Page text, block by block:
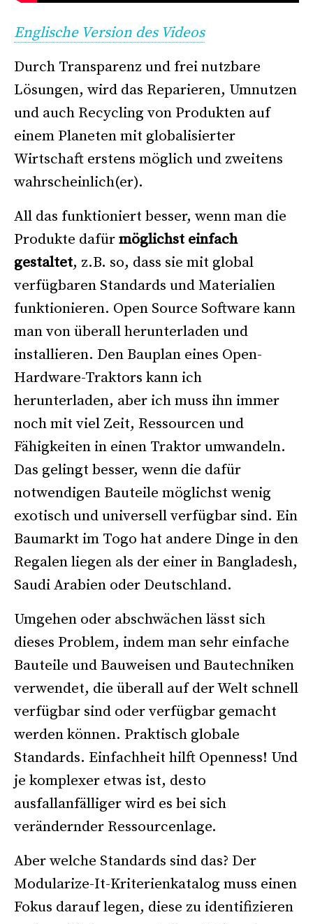
Englische Version des Videos
Durch Transparenz und frei nutzbare
Lösungen, wird das Reparieren, Umnutzen
und auch Recycling von Produkten auf
einem Planeten mit globalisierter
Wirtschaft erstens möglich und zweitens
wahrscheinlich(er).
All das funktioniert besser, wenn man die
Produkte dafürmöglichst einfach
gestaltet, z.B. so, dass sie mit global
verfügbaren Standards und Materialien
funktionieren. Open Source Software kann
man von überall herunterladen und
installieren. Den Bauplan eines Open-
Hardware-Traktors kann ich
herunterladen, aber ich muss ihn immer
noch mit viel Zeit, Ressourcen und
Fähigkeiten in einen Traktor umwandeln.
Das gelingt besser, wenn die dafür
notwendigen Bauteile möglichst wenig
exotisch und universell verfügbar sind. Ein
Baumarkt im Togo hat andere Dinge in den
Regalen liegen als der einer in Bangladesh,
Saudi Arabien oder Deutschland.
Umgehen oder abschwächen lässt sich
dieses Problem, indem man sehr einfache
Bauteile und Bauweisen und Bautechniken
verwendet, die überall auf der Welt schnell
verfügbar sind oder verfügbar gemacht
werden können. Praktisch globale
Standards. Einfachheit hilft Openness! Und
je komplexer etwas ist, desto
ausfallanfälliger wird es bei sich
verändernder Ressourcenlage.
Aber welche Standards sind das? Der
Modularize-It-Kriterienkatalog muss einen
Fokus darauf legen, diese zu identifizieren